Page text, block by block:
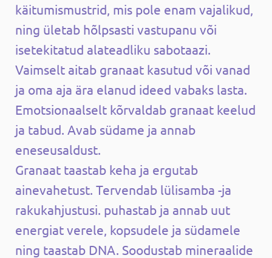
käitumismustrid, mis pole enam vajalikud,
ning ületab hõlpsasti vastupanu või
isetekitatud alateadliku sabotaazi.
Vaimselt aitab granaat kasutud või vanad
ja oma aja ära elanud ideed vabaks lasta.
Emotsionaalselt kõrvaldab granaat keelud
ja tabud. Avab südame ja annab
eneseusaldust.
Granaat taastab keha ja ergutab
ainevahetust. Tervendab lülisamba -ja
rakukahjustusi. puhastab ja annab uut
energiat verele, kopsudele ja südamele
ning taastab DNA. Soodustab mineraalide